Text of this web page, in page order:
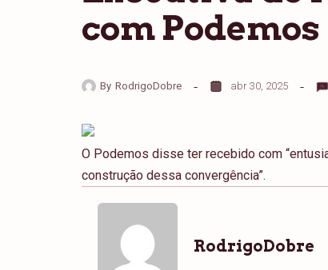
com Podemos
By RodrigoDobre abr 30, 2025
O Podemos disse ter recebido com
construção dessa convergência”.
RodrigoDobre